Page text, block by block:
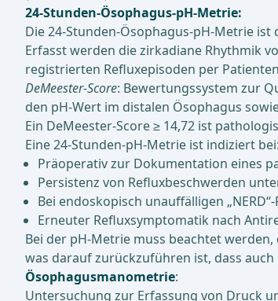
24-Stunden-Ösophagus-pH-Metrie:
Die 24-Stunden-Ösophagus-pH-Metrie
Erfasst werden die zirkadiane Rhythmik
registrierten Refluxepisoden per
DeMeester-Score: Bewertungs­system zur
den pH-Wert im distalen Ösophagus
Ein DeMeester-Sco­re ≥ 14,72 ist
Eine 24-Stunden-pH-Metrie ist indiziert bei:
Präoperativ zur Dokumentation eines
Persistenz von Refluxbeschwerden
Bei endoskopisch unauffälligen
Erneuter Refluxsymptomatik nach
Bei der pH-Metrie muss beachtet
was darauf zurückzuführen ist, dass
Ösophagusmanometrie:
Un­tersuchung zur Er­fassung von Druck